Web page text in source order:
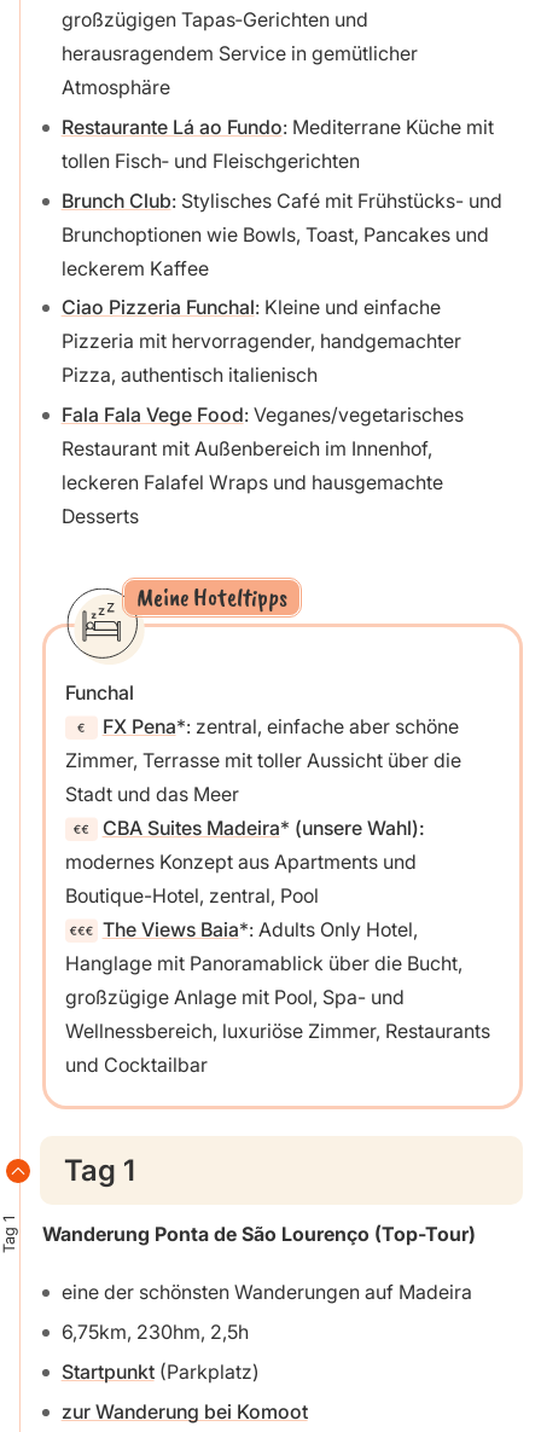
großzügigen Tapas‑Gerichten und
herausragendem Service in gemütlicher
Atmosphäre
Restaurante Lá ao Fundo: Mediterrane Küche mit
tollen Fisch‑ und Fleischgerichten
Brunch Club: Stylisches Café mit Frühstücks- und
Brunchoptionen wie Bowls, Toast, Pancakes und
leckerem Kaffee
Ciao Pizzeria Funchal: Kleine und einfache
Pizzeria mit hervorragender, handgemachter
Pizza, authentisch italienisch
Fala Fala Vege Food: Veganes/vegetarisches
Restaurant mit Außenbereich im Innenhof,
leckeren Falafel Wraps und hausgemachte
Desserts
Meine Hoteltipps
Funchal
FX Pena : zentral, einfache aber schöne
Zimmer, Terrasse mit toller Aussicht über die
Stadt und das Meer
CBA Suites Madeira
(unsere Wahl):
modernes Konzept aus Apartments und
Boutique-Hotel, zentral, Pool
The Views Baia : Adults Only Hotel,
Hanglage mit Panoramablick über die Bucht,
großzügige Anlage mit Pool, Spa- und
Wellnessbereich, luxuriöse Zimmer, Restaurants
und Cocktailbar
Tag 1
Tag 1
Wanderung Ponta de São Lourenço (Top-Tour)
eine der schönsten Wanderungen auf Madeira
6,75km, 230hm, 2,5h
Startpunkt(Parkplatz)
zur Wanderung bei Komoot